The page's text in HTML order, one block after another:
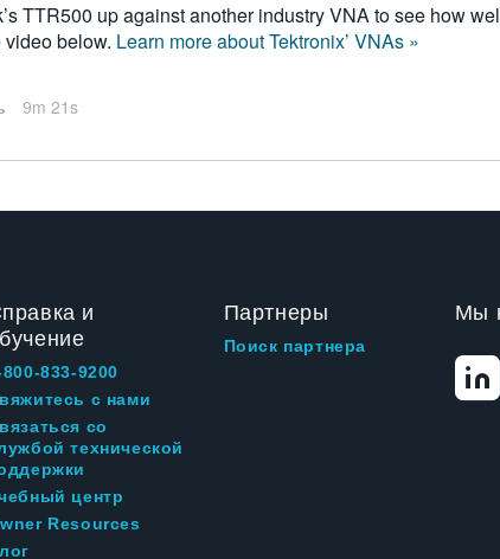
TTR500 up against another industry VNA to see how
below. Learn more about Tektronix’ VNAs »
9m 21s
и
800-833-9200
с нами
со
технической
центр
Resources
Партнеры
Поиск партнера
Мы